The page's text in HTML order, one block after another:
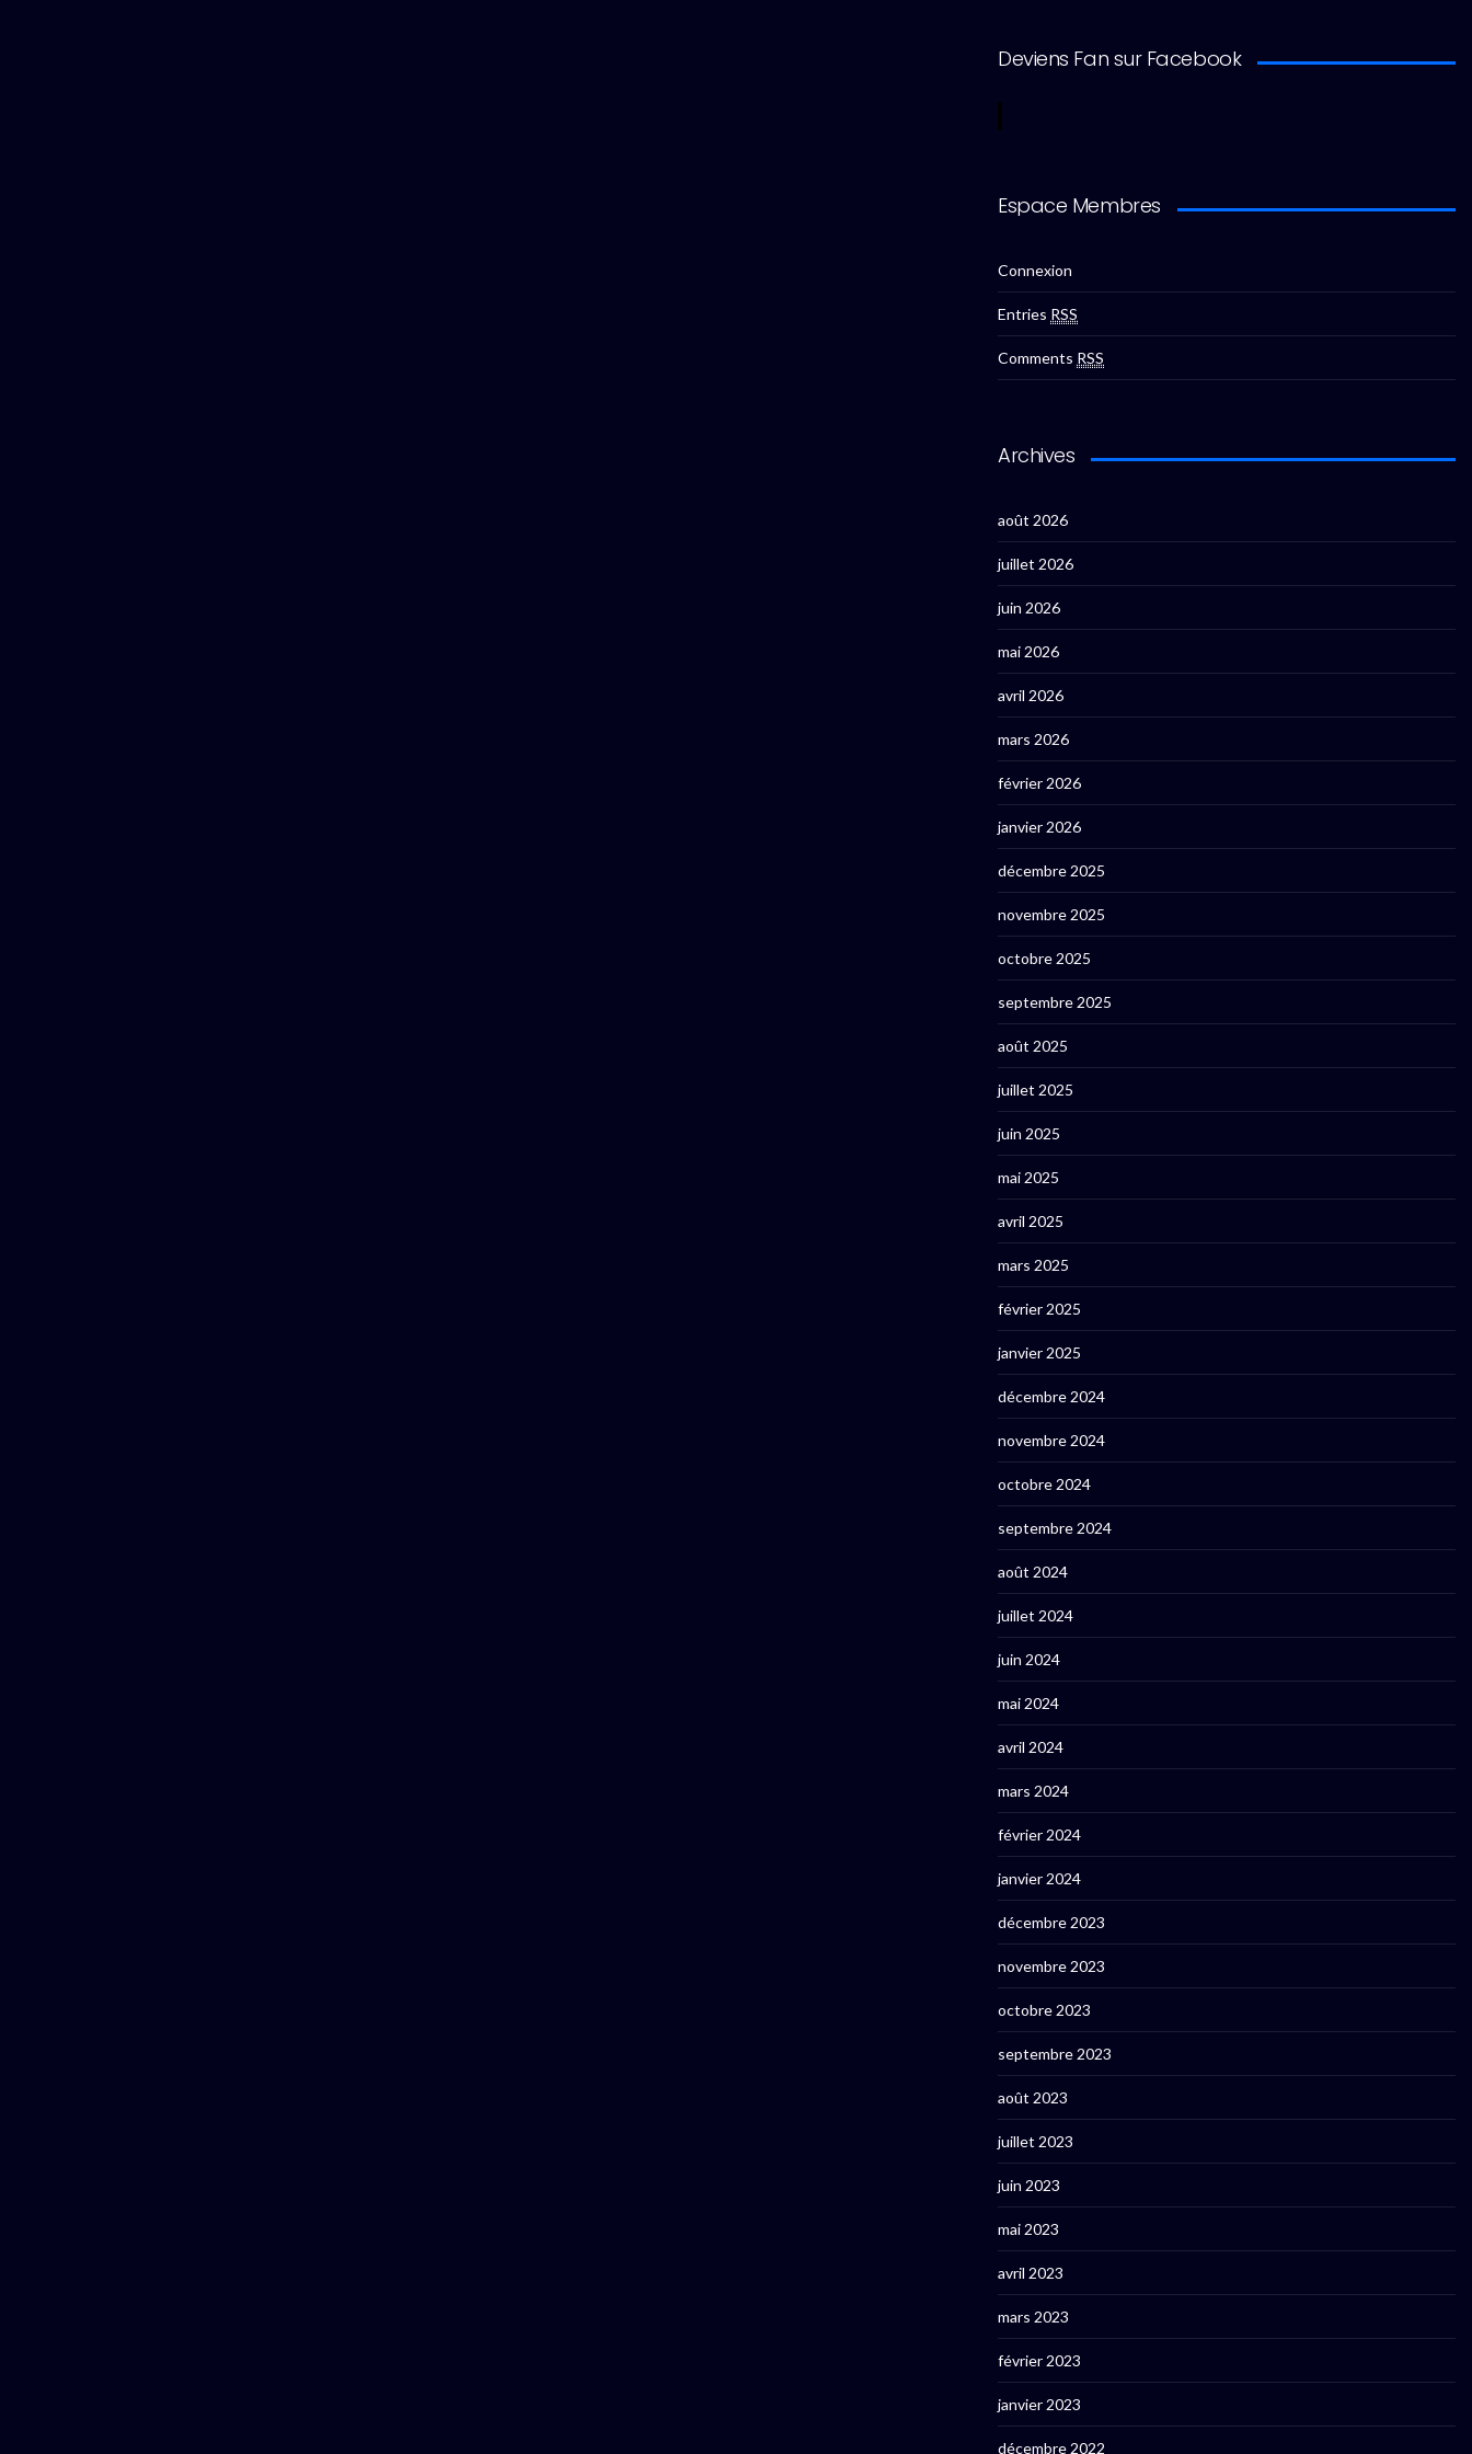
Deviens Fan sur Facebook
Espace Membres
Connexion
Entries RSS
Comments RSS
Archives
août 2026
juillet 2026
juin 2026
mai 2026
avril 2026
mars 2026
février 2026
janvier 2026
décembre 2025
novembre 2025
octobre 2025
septembre 2025
août 2025
juillet 2025
juin 2025
mai 2025
avril 2025
mars 2025
février 2025
janvier 2025
décembre 2024
novembre 2024
octobre 2024
septembre 2024
août 2024
juillet 2024
juin 2024
mai 2024
avril 2024
mars 2024
février 2024
janvier 2024
décembre 2023
novembre 2023
octobre 2023
septembre 2023
août 2023
juillet 2023
juin 2023
mai 2023
avril 2023
mars 2023
février 2023
janvier 2023
décembre 2022